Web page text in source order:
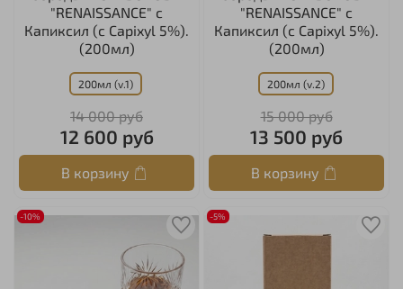
"RENAISSANCE" с
Капиксил (с Capixyl 5%).
(200мл)
200мл (v.1)
14 000 руб
12 600 руб
В корзину
"RENAISSANCE" с
Капиксил (с Capixyl 5%).
(200мл)
200мл (v.2)
15 000 руб
13 500 руб
В корзину
-10% -5%